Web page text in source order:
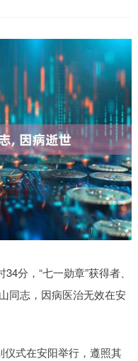
分，“七一勋章”获得者、
同志，因病医治无效在安
仪式在安阳举行，遵照其